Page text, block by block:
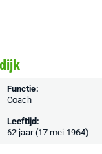
Functie:
Coach
Leeftijd:
62 jaar (17 mei 1964)